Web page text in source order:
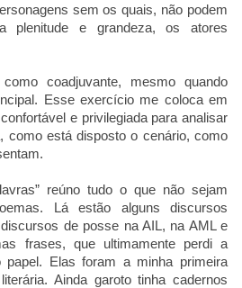
sem os quais, não podem
plenitude e grandeza, os atores
coadjuvante, mesmo quando
Esse exercício me coloca em
e privilegiada para analisar
como está disposto o cenário, como
reúno tudo o que não sejam
Lá estão alguns discursos
de posse na AIL, na AML e
frases, que ultimamente perdi a
papel. Elas foram a minha primeira
Ainda garoto tinha cadernos